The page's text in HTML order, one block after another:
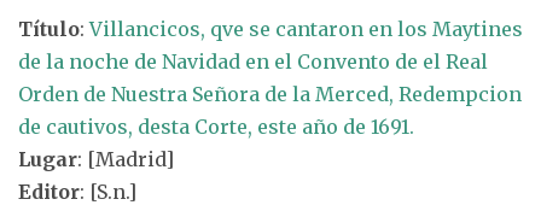
Título:Villancicos, qve se cantaron en los Maytines
de la noche de Navidad en el Convento de el Real
Orden de Nuestra Señora de la Merced, Redempcion
de cautivos, desta Corte, este año de 1691.
Lugar: [Madrid]
Editor: [S.n.]